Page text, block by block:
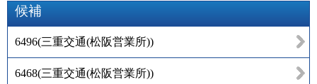
候補
6496(三重交通(松阪営業所))
6468(三重交通(松阪営業所))